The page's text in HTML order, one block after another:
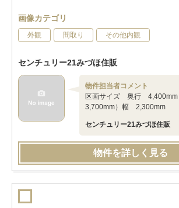
画像カテゴリ
外観 間取り その他内観
センチュリー21みづほ住販
物件担当者コメント
区画サイズ 奥行 4,400mm
3,700mm）幅 2,300mm
センチュリー21みづほ住販
物件を詳しく見る